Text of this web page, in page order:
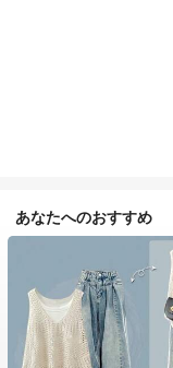
あなたへのおすすめ